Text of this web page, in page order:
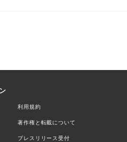
利用規約
著作権と転載について
プレスリリース受付